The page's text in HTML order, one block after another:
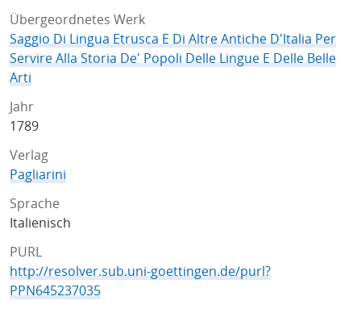
Übergeordnetes Werk
Saggio Di Lingua Etrusca E Di Altre Antiche D'Italia Per
Servire Alla Storia De' Popoli Delle Lingue E Delle Belle
Arti
Jahr
1789
Verlag
Pagliarini
Sprache
Italienisch
PURL
http://resolver.sub.uni-goettingen.de/purl?
PPN645237035